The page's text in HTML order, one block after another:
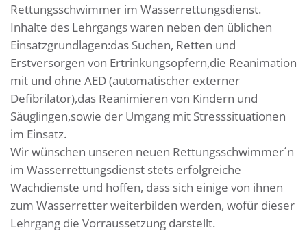
Rettungsschwimmer im Wasserrettungsdienst.
Inhalte des Lehrgangs waren neben den üblichen
Einsatzgrundlagen:das Suchen, Retten und
Erstversorgen von Ertrinkungsopfern,die Reanimation
mit und ohne AED (automatischer externer
Defibrilator),das Reanimieren von Kindern und
Säuglingen,sowie der Umgang mit Stresssituationen
im Einsatz.
Wir wünschen unseren neuen Rettungsschwimmer´n
im Wasserrettungsdienst stets erfolgreiche
Wachdienste und hoffen, dass sich einige von ihnen
zum Wasserretter weiterbilden werden, wofür dieser
Lehrgang die Vorraussetzung darstellt.